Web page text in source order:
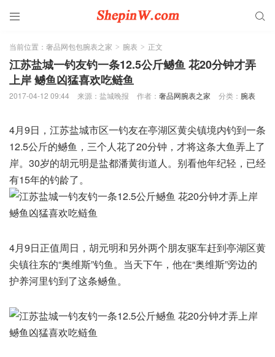
 
当前位置： 奢品网包包腕表之家 > 腕表 > 正文
江苏盐城一钓友钓一条12.5公斤鳡鱼 花20分钟才弄
上岸 鳡鱼凶猛喜欢吃鲢鱼
2017-04-12 09:44 来源：盐城晚报 作者： 奢品网腕表之家 分类： 腕表
4月9日，江苏盐城市区一钓友在亭湖区黄尖镇境内钓到一条
12.5公斤的鳡鱼，三个人花了20分钟，才将这条大鱼弄上了
岸。30岁的胡元明是盐都潘黄街道人。别看他年纪轻，已经
有15年的钓龄了。
4月9日正值周日，胡元明和另外两个朋友驱车赶到亭湖区黄
尖镇往东的“奥维斯”钓鱼。当天下午，他在“奥维斯”旁边的
护养河里钓到了这条鳡鱼。